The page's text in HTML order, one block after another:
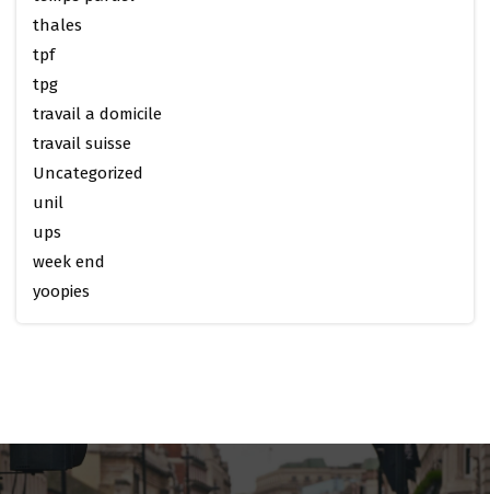
thales
tpf
tpg
travail a domicile
travail suisse
Uncategorized
unil
ups
week end
yoopies